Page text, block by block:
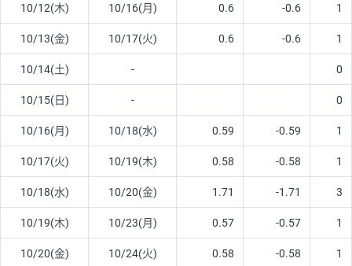
10/12(木) 10/16(月) 0.6 -0.6 1
10/13(金) 10/17(火) 0.6 -0.6 1
10/14(土) - 0
10/15(日) - 0
10/16(月) 10/18(水) 0.59 -0.59 1
10/17(火) 10/19(木) 0.58 -0.58 1
10/18(水) 10/20(金) 1.71 -1.71 3
10/19(木) 10/23(月) 0.57 -0.57 1
10/20(金) 10/24(火) 0.58 -0.58 1